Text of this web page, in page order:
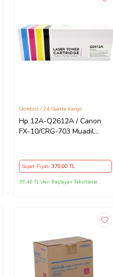
Hp 12A-Q2612A / Canon
FX-10/CRG-703 Muadil
Ücretsiz / 24 Saatte Kargo
Sepet Fiyatı 370,00 TL
39,46 TL'den Başlayan Taksitlerle